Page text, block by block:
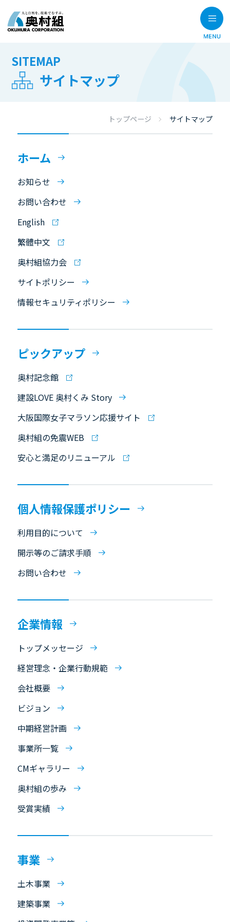
SITEMAP
サイトマップ
トップページ サイトマップ
ホーム
お知らせ
お問い合わせ
English
繁體中文
奥村組協力会
サイトポリシー
情報セキュリティポリシー
ピックアップ
奥村記念館
建設LOVE 奥村くみ Story
大阪国際女子マラソン応援サイト
奥村組の免震WEB
安心と満足のリニューアル
個人情報保護ポリシー
利用目的について
開示等のご請求手順
お問い合わせ
企業情報
トップメッセージ
経営理念・企業行動規範
会社概要
ビジョン
中期経営計画
事業所一覧
CMギャラリー
奥村組の歩み
受賞実績
事業
土木事業
建築事業